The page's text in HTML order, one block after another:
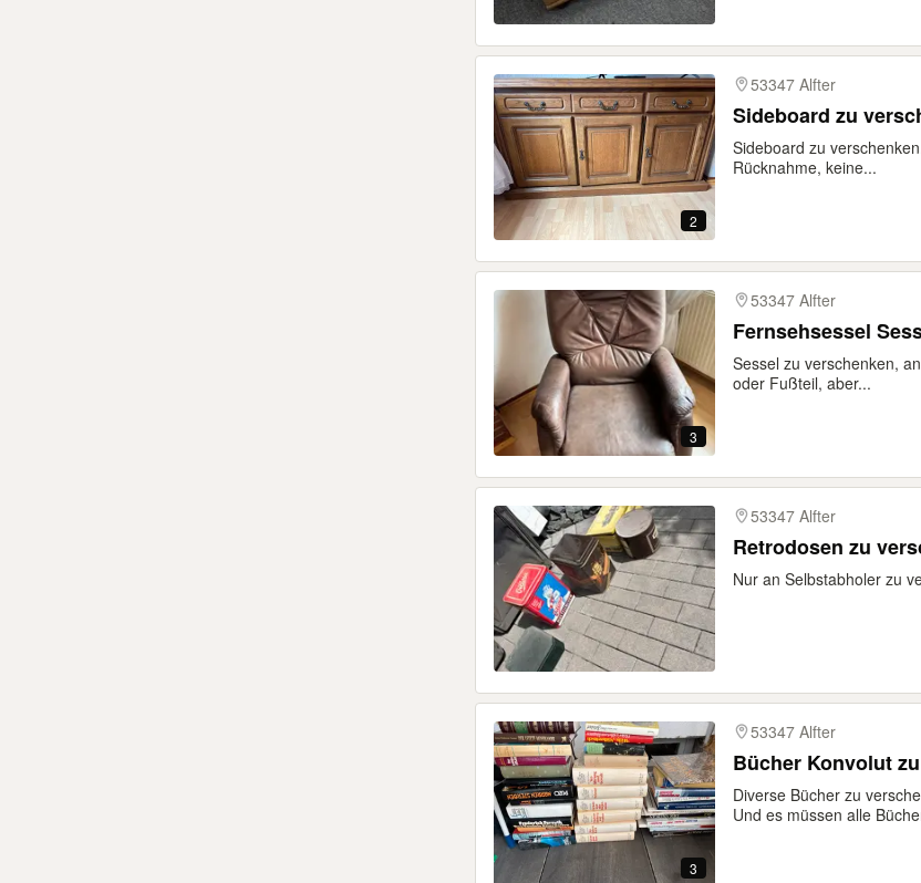
2
53347 Alfter
Sideboard zu
Sideboard zu
Rücknahme, keine...
3
53347 Alfter
Fernsehsessel
Sessel zu verschenken,
oder Fußteil, aber...
53347 Alfter
Retrodosen zu
Nur an Selbstabholer zu
3
53347 Alfter
Bücher Konvolut
Diverse Bücher zu
Und es müssen alle